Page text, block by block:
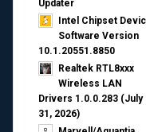
Updater​
Intel Chipset
Software Version
10.1.20551.8850
Realtek RTL8xxx
Wireless LAN
Drivers 1.0.0.283 (July
31, 2026)